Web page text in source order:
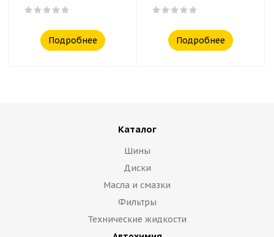
Подробнее Подробнее
Каталог
Шины
Диски
Масла и смазки
Фильтры
Технические жидкости